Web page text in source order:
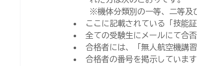
※機体分類別の一等、二等及
ここに記載されている「技能
全ての受験生にメールにて合
合格者には、「無人航空機講
合格者の番号を掲示していま